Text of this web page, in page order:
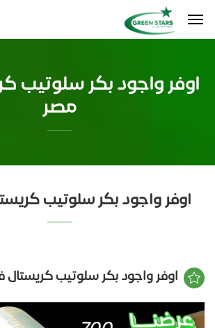
اوفر واجود بكر سلوتيب
مصر
اوفر واجود بكر سلوتيب
اوفر واجود بكر سلوتيب